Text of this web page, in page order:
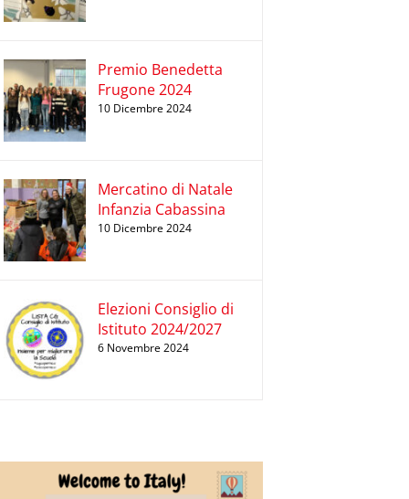
Premio Benedetta
Frugone 2024
10 Dicembre 2024
Mercatino di Natale
Infanzia Cabassina
10 Dicembre 2024
Elezioni Consiglio di
Istituto 2024/2027
6 Novembre 2024